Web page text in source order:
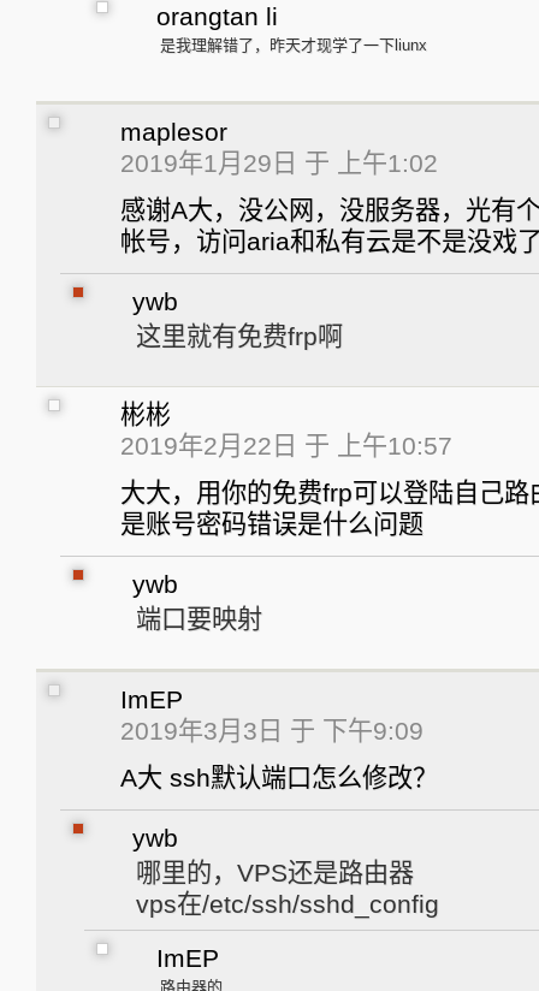
orangtan li
是我理解错了，昨天才现学了一下liunx
maplesor
2019年1月29日 于 上午1:02
感谢A大，没公网，没服务器，光有
帐号，访问aria和私有云是不是没戏
ywb
这里就有免费frp啊
彬彬
2019年2月22日 于 上午10:57
大大，用你的免费frp可以登陆自己
是账号密码错误是什么问题
ywb
端口要映射
ImEP
2019年3月3日 于 下午9:09
A大 ssh默认端口怎么修改？
ywb
哪里的，VPS还是路由器
vps在/etc/ssh/sshd_config
ImEP
路由器的